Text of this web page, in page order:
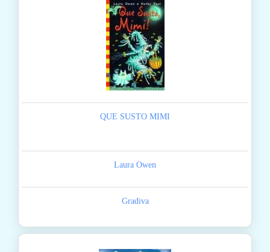
QUE SUSTO MIMI
Laura Owen
Gradiva